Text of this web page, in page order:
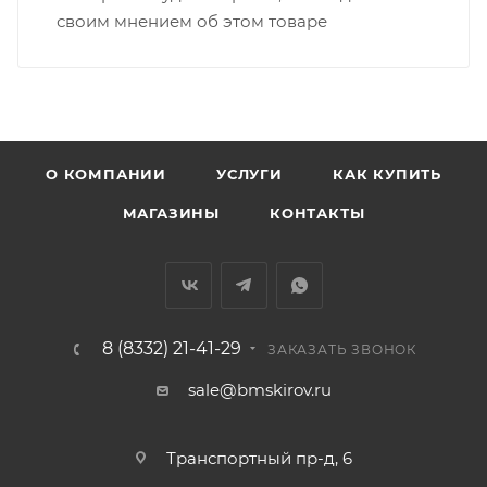
ВАЖНО: Покупатель обязан обеспечить наличие
Доставка заказов по России не осуществляется.
своим мнением об этом товаре
О КОМПАНИИ УСЛУГИ КАК КУПИТЬ
МАГАЗИНЫ КОНТАКТЫ
8 (8332) 21-41-29 ЗАКАЗАТЬ ЗВОНОК
sale@bmskirov.ru
Транспортный пр-д, 6